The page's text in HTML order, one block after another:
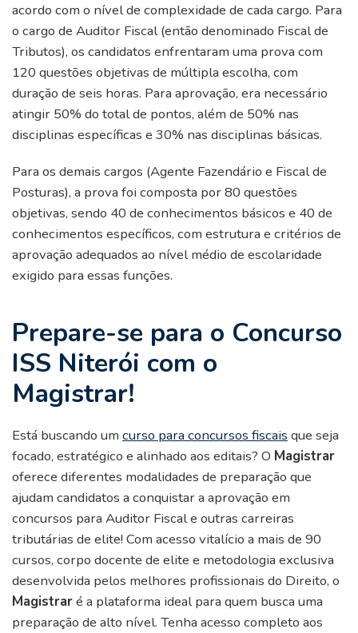
acordo com o nível de complexidade de cada cargo. Para
o cargo de Auditor Fiscal (então denominado Fiscal de
Tributos), os candidatos enfrentaram uma prova com
120 questões objetivas de múltipla escolha, com
duração de seis horas. Para aprovação, era necessário
atingir 50% do total de pontos, além de 50% nas
disciplinas específicas e 30% nas disciplinas básicas.
Para os demais cargos (Agente Fazendário e Fiscal de
Posturas), a prova foi composta por 80 questões
objetivas, sendo 40 de conhecimentos básicos e 40 de
conhecimentos específicos, com estrutura e critérios de
aprovação adequados ao nível médio de escolaridade
exigido para essas funções.
Prepare-se para o Concurso
ISS Niterói com o
Magistrar!
Está buscando um curso para concursos fiscais que seja
focado, estratégico e alinhado aos editais? O Magistrar
oferece diferentes modalidades de preparação que
ajudam candidatos a conquistar a aprovação em
concursos para Auditor Fiscal e outras carreiras
tributárias de elite! Com acesso vitalício a mais de 90
cursos, corpo docente de elite e metodologia exclusiva
desenvolvida pelos melhores profissionais do Direito, o
Magistraré a plataforma ideal para quem busca uma
preparação de alto nível. Tenha acesso completo aos